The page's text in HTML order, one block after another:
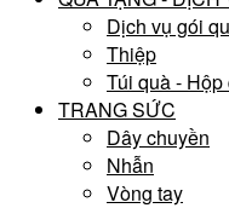
Dịch vụ gói
Thiệp
Túi quà - Hộp
TRANG SỨC
Dây chuyền
Nhẫn
Vòng tay